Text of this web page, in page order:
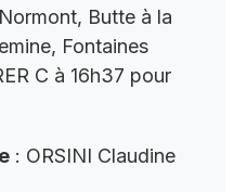
Butte à la
Fontaines
C à 16h37 pour
: ORSINI Claudine